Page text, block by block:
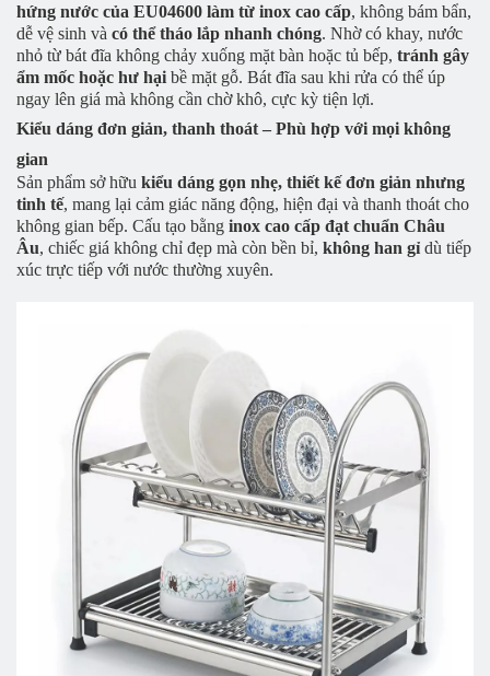
hứng nước của EU04600 làm từ inox cao cấp, không bám bẩn,
dễ vệ sinh và có thể tháo lắp nhanh chóng. Nhờ có khay, nước
nhỏ từ bát đĩa không chảy xuống mặt bàn hoặc tủ bếp, tránh gây
ẩm mốc hoặc hư hại bề mặt gỗ. Bát đĩa sau khi rửa có thể úp
ngay lên giá mà không cần chờ khô, cực kỳ tiện lợi.
Kiểu dáng đơn giản, thanh thoát – Phù hợp với mọi không
gian
Sản phẩm sở hữu kiểu dáng gọn nhẹ, thiết kế đơn giản nhưng
tinh tế, mang lại cảm giác năng động, hiện đại và thanh thoát cho
không gian bếp. Cấu tạo bằng inox cao cấp đạt chuẩn Châu
Âu, chiếc giá không chỉ đẹp mà còn bền bỉ, không han gỉ dù tiếp
xúc trực tiếp với nước thường xuyên.